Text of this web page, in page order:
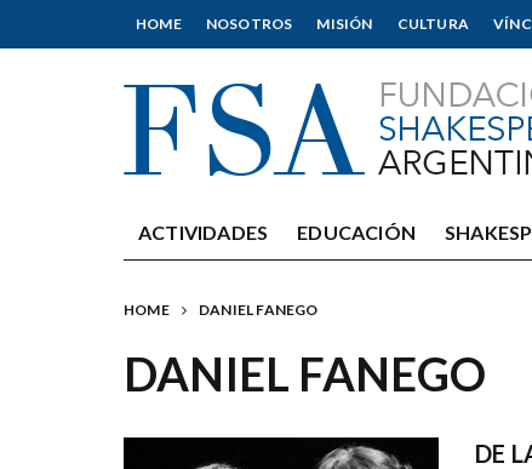
HOME NOSOTROS MISIÓN CULTURA
ACTIVIDADES EDUCACIÓN
HOME DANIEL FANEGO
DANIEL FANEGO
DE